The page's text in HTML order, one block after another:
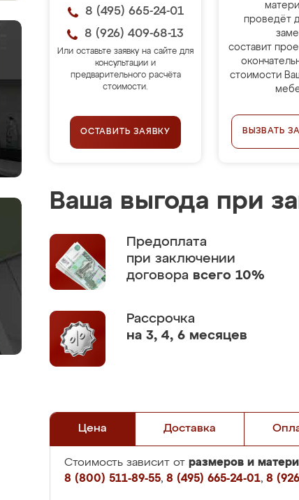
8 (495) 665-24-01
8 (926) 409-68-13
Или оставьте заявку на сайте для
консультации и
предварительного расчёта
стоимости.
ОСТАВИТЬ ЗАЯВКУ
проведёт
составит
стоимости
ВЫЗВАТЬ
Ваша выгода при
Предоплата
при заключении
договора всего 10%
Рассрочка
на 3, 4, 6 месяцев
Цена Доставка
Стоимость зависит от размеров и
8 (800) 511-89-55, 8 (495) 665-24-01, 8